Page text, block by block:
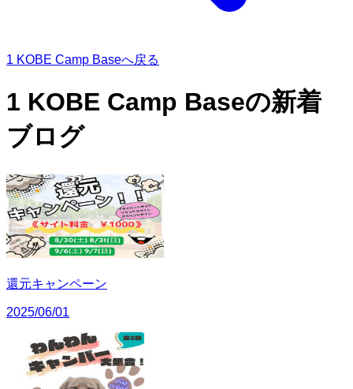
1 KOBE Camp Baseへ戻る
1 KOBE Camp Baseの新着
ブログ
還元キャンペーン
2025/06/01